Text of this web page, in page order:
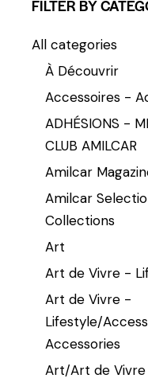
FILTER BY
All categories
À Découvrir
Accessoires -
ADHÉSIONS -
CLUB AMILCAR
Amilcar
Amilcar
Collections
Art
Art de Vivre -
Art de Vivre -
Lifestyle/
Accessories
Art/Art de